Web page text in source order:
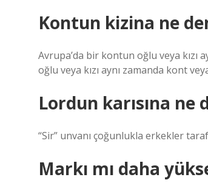
Kontun kizina ne
Avrupa’da bir kontun oğlu veya kızı
oğlu veya kızı aynı zamanda kont
Lordun karısına ne
“Sir” unvanı çoğunlukla erkekler
Markı mı daha